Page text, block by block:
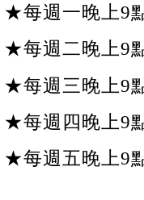
★每週一晚上9
★每週二晚上9
★每週三晚上9
★每週四晚上9
★每週五晚上9